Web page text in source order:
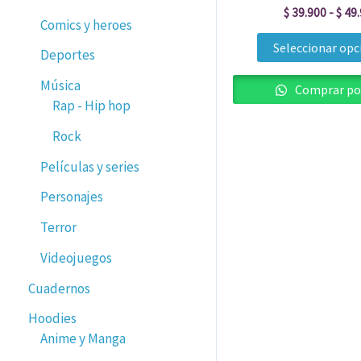
Comics y heroes
Deportes
Música
Rap - Hip hop
Rock
Películas y series
Personajes
Terror
Videojuegos
Cuadernos
Hoodies
Anime y Manga
$39.900 -$
Seleccionar
Comprar